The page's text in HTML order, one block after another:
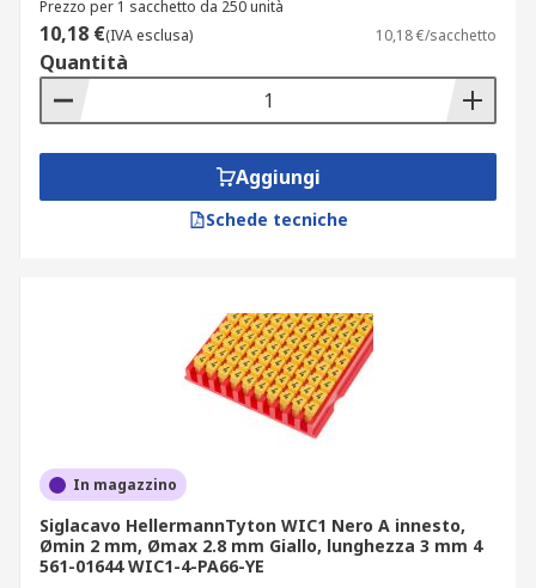
Prezzo per 1 sacchetto da 250 unità
10,18 €(IVA esclusa) 10,18 €/sacchetto
Quantità
Aggiungi
Schede tecniche
In magazzino
Siglacavo HellermannTyton WIC1 Nero A innesto,
Ømin 2 mm, Ømax 2.8 mm Giallo, lunghezza 3 mm 4
561-01644 WIC1-4-PA66-YE